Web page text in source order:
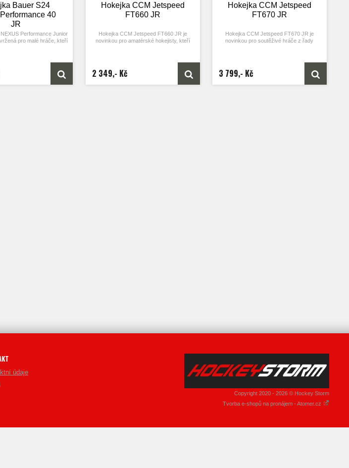
Bauer S24
40
JR
Performance Junior
pro malé hráče, kteří
kick point konstrukcí –
a materiály. Je přímo
Hokejka CCM Jetspeed
FT660 JR
Hokejka CCM Jetspeed FT660 JR je
novinkou pro amatérské hokejisty, kteří
2 349,- Kč
Hokejka CCM Jetspeed
FT670 JR
Hokejka CCM Jetspeed FT670 JR je
novinkou pro soutěživé hráče z řady
3 799,- Kč
údaje
Copyright 2020 - 2026 © Hockey Storm
Tvorba e-shopů na pronájem - Atomer.cz